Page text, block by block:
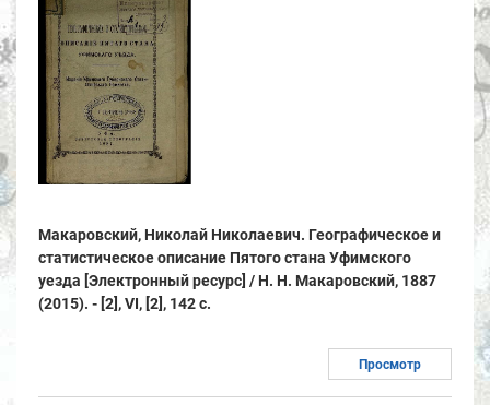
Макаровский, Николай Николаевич. Географическое и
статистическое описание Пятого стана Уфимского
уезда [Электронный ресурс] / Н. Н. Макаровский, 1887
(2015). - [2], VI, [2], 142 с.
Просмотр